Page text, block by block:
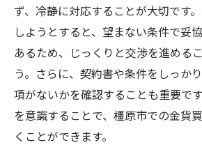
ず、冷静に対応することが大切です
しようとすると、望まない条件で妥
あるため、じっくりと交渉を進める
う。さらに、契約書や条件をしっか
項がないかを確認することも重要で
を意識することで、橿原市での金貨
くことができます。